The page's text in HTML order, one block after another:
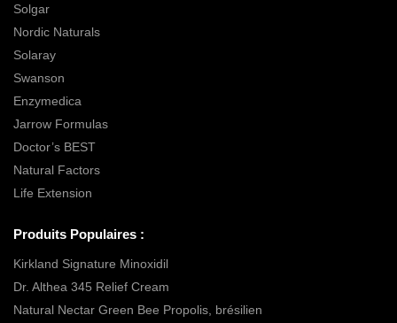
Solgar
Nordic Naturals
Solaray
Swanson
Enzymedica
Jarrow Formulas
Doctor’s BEST
Natural Factors
Life Extension
Produits Populaires :
Kirkland Signature Minoxidil
Dr. Althea 345 Relief Cream
Natural Nectar Green Bee Propolis, brésilien